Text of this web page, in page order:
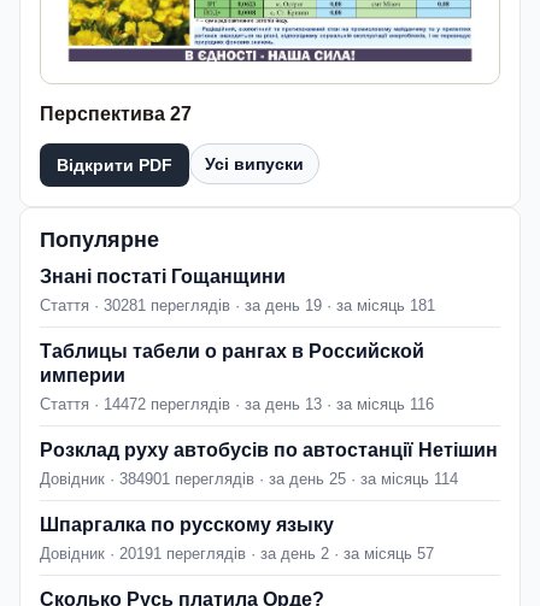
Перспектива 27
Відкрити PDF Усі випуски
Популярне
Знані постаті Гощанщини
Стаття · 30281 переглядів · за день 19 · за місяць 181
Таблицы табели о рангах в Российской
империи
Стаття · 14472 переглядів · за день 13 · за місяць 116
Розклад руху автобусів по автостанції Нетішин
Довідник · 384901 переглядів · за день 25 · за місяць 114
Шпаргалка по русскому языку
Довідник · 20191 переглядів · за день 2 · за місяць 57
Сколько Русь платила Орде?